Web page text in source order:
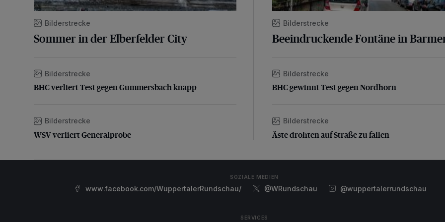
Bilderstrecke
Sommer in der Elberfelder City
BHC verliert Test gegen Gummersbach knapp
Bilderstrecke
BHC verliert Test gegen Gummersbach knapp
WSV verliert Generalprobe
Bilderstrecke
WSV verliert Generalprobe
Bilderstrecke
Beeindruckende Fontäne in
BHC gewinnt Test gegen Nordhorn
Bilderstrecke
BHC gewinnt Test gegen Nordhorn
Äste drohten auf Straße zu fallen
Bilderstrecke
Äste drohten auf Straße zu fallen
SOZIALE MEDIEN
www.facebook.com/WuppertalerRundschau/ @WRundschau @wuppertalerrundschau
SERVICES